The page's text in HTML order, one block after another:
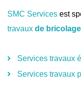
SMC Services est
travaux de bricolage
Services travaux
Services travaux